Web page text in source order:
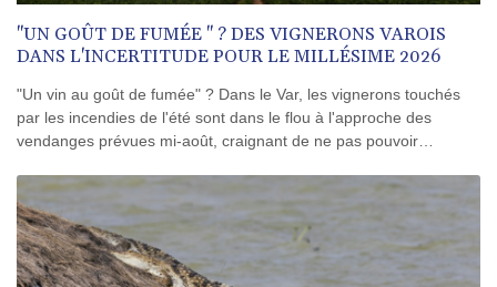
"UN GOÛT DE FUMÉE " ? DES VIGNERONS VAROIS
DANS L'INCERTITUDE POUR LE MILLÉSIME 2026
"Un vin au goût de fumée" ? Dans le Var, les vignerons touchés
par les incendies de l'été sont dans le flou à l'approche des
vendanges prévues mi-août, craignant de ne pas pouvoir